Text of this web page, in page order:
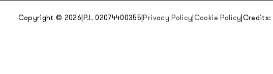
Copyright © 2026|P.I. 02074400355|Privacy Policy|Cookie Policy|Credits: